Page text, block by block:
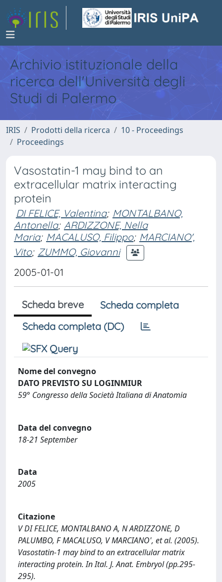
Archivio istituzionale della
ricerca dell'Università degli
Studi di Palermo
IRIS Prodotti della ricerca
10 - Proceedings
Proceedings
Vasostatin-1 may bind to an
extracellular matrix interacting
protein
DI FELICE, Valentina; MONTALBANO,
Antonella; ARDIZZONE, Nella
Maria; MACALUSO, Filippo; MARCIANO',
Vito; ZUMMO, Giovanni
2005-01-01
Scheda breve
Scheda completa
Scheda completa (DC)
Nome del convegno
DATO PREVISTO SU LOGINMIUR
59° Congresso della Società Italiana di Anatomia
Data del convegno
18-21 September
Data
2005
Citazione
V DI FELICE, MONTALBANO A, N ARDIZZONE, D
PALUMBO, F MACALUSO, V MARCIANO', et al. (2005).
Vasostatin-1 may bind to an extracellular matrix
interacting protein. In Ital. J. Anat. Embryol (pp.295-
295).